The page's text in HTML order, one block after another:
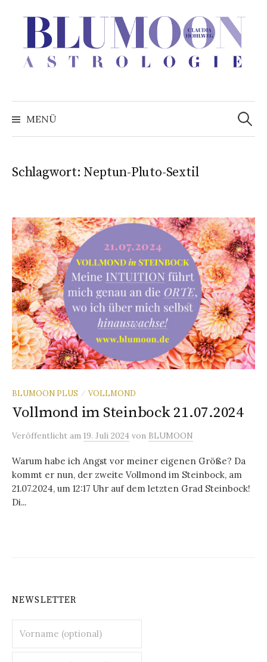
überspringen
MENÜ
Suchen
nach:
Schlagwort: Neptun-Pluto-Sextil
BLUMOON PLUS / VOLLMOND
Vollmond im Steinbock 21.07.2024
Veröffentlicht am 19. Juli 2024 von BLUMOON
Warum habe ich Angst vor meiner eigenen Größe? Da
kommt er nun, der zweite Vollmond im Steinbock, am
21.07.2024, um 12:17 Uhr auf dem letzten Grad Steinbock!
Di...
NEWSLETTER